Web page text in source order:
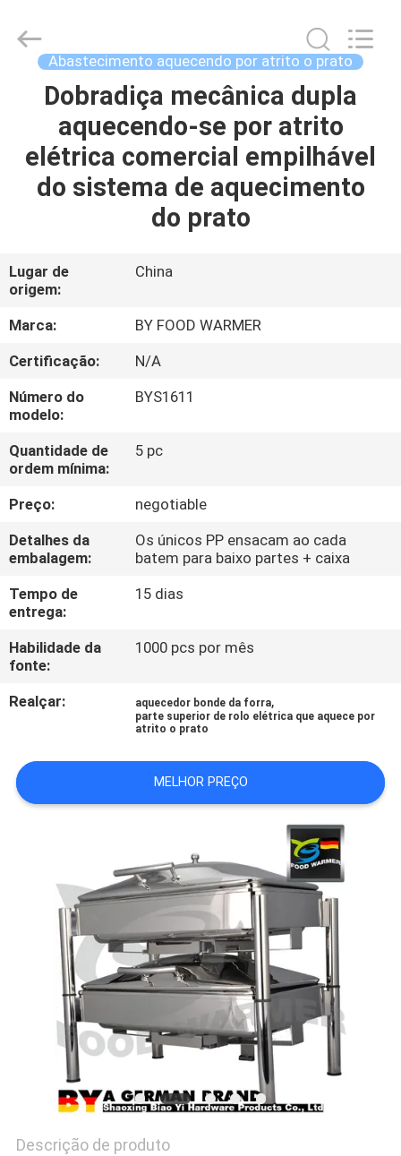
CASA
PRODUTOS
EXCURSÃO
DA
FÁBRICA
CONTROLE
DA
QUALIDADE
CONTACTE-
NOS
PEÇA
UMAS
DO
SITE
POLICY
Biaoyi
Hardware
Abastecimento aquecendo por atrito o prato
Dobradiça mecânica dupla
aquecendo-se por atrito
elétrica comercial empilhável
do sistema de aquecimento
do prato
Lugar de
origem:
China
Marca:
BY FOOD WARMER
Certificação:
N/A
Número do
modelo:
BYS1611
Quantidade de
ordem mínima:
5 pc
Preço:
negotiable
Detalhes da
embalagem:
Os únicos PP ensacam ao cada
batem para baixo partes + caixa
Tempo de
entrega:
15 dias
Habilidade da
fonte:
1000 pcs por mês
Realçar: aquecedor bonde da forra,
parte superior de rolo elétrica que aquece por
atrito o prato
MELHOR PREÇO
Descrição de produto